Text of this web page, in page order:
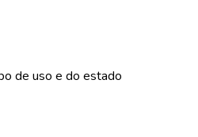
de uso e do estado